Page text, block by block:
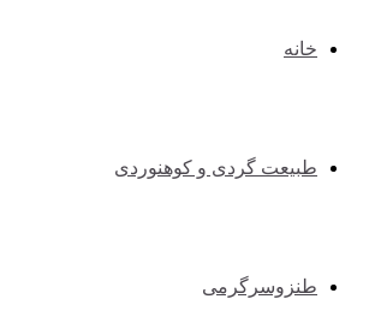
خانه
طبیعت گردی و کوهنوردی
طنزوسرگرمی